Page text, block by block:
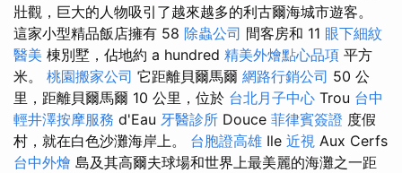
壯觀，巨大的人物吸引了越來越多的利古爾海城市遊客。
這家小型精品飯店擁有 58 除蟲公司 間客房和 11 眼下細紋
醫美 棟別墅，佔地約 a hundred 精美外燴點心品項 平方
米。 桃園搬家公司 它距離貝爾馬爾 網路行銷公司 50 公
里，距離貝爾馬爾 10 公里，位於 台北月子中心 Trou 台中
輕井澤按摩服務 d'Eau 牙醫診所 Douce 菲律賓簽證 度假
村，就在白色沙灘海岸上。 台胞證高雄 Ile 近視 Aux Cerfs
台中外燴 島及其高爾夫球場和世界上最美麗的海灘之一距